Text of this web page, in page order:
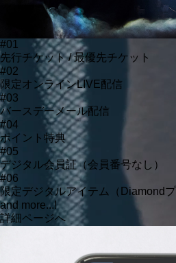
#01
先行チケット / 最優先チケット
#02
限定オンラインLIVE配信
#03
バースデーメール配信
#04
ポイント特典
#05
デジタル会員証（会員番号なし）
#06
限定デジタルアイテム（Diamondプ
and more...!
詳細ページへ